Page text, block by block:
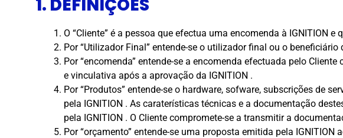
1. DEFINIÇÕES
O “Cliente” é a pessoa que efectua uma encomenda à IGNITION
Por “Utilizador Final” entende-se o utilizador final ou o
Por “encomenda” entende-se a encomenda efectuada pelo
e vinculativa após a aprovação da IGNITION .
Por “Produtos” entende-se o hardware, sofware, subscrições de
pela IGNITION . As caraterísticas técnicas e a documentação
pela IGNITION . O Cliente compromete-se a transmitir a
Por “orçamento” entende-se uma proposta emitida pela IGNITION